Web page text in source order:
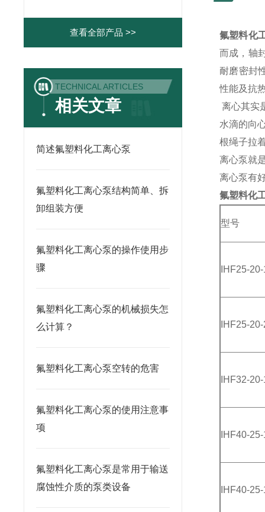
查看全部产品 >>
TECHNICAL ARTICLES
相关文章
简述氟塑料化工离心泵
氟塑料化工离心泵结构简单、拆
卸组装方便
氟塑料化工离心泵的操作使用步
骤
氟塑料化工离心泵的机械损失怎
么计算？
氟塑料化工离心泵空转的危害
氟塑料化工离心泵的使用注意事
项
氟塑料化工离心泵是常用于输送
腐蚀性介质的泵类设备
氟塑料化
而成，轴
耐磨密封
性能及抗
离心其实
水滴的向
根绳子拉
离心泵就
离心泵有
氟塑料化
型号
IHF25-
IHF25-
IHF32-
IHF40-
IHF40-